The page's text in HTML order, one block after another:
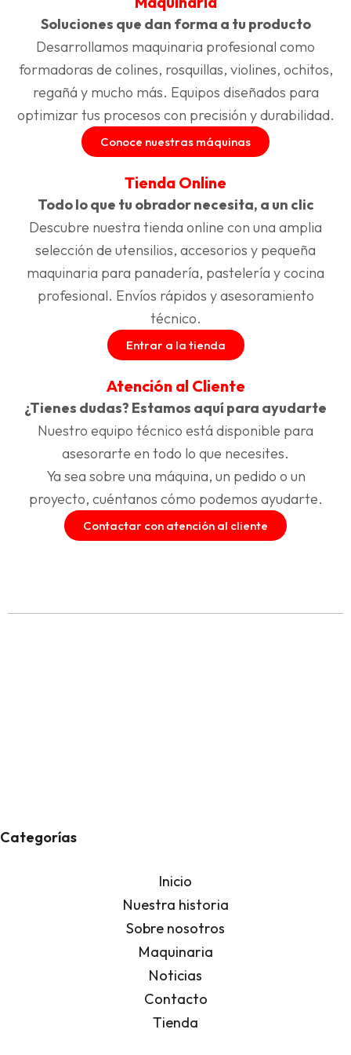
Soluciones que dan forma a tu producto
Desarrollamos maquinaria profesional como
formadoras de colines, rosquillas, violines, ochitos,
regañá y mucho más. Equipos diseñados para
optimizar tus procesos con precisión y durabilidad.
Conoce nuestras máquinas
Tienda Online
Todo lo que tu obrador necesita, a un clic
Descubre nuestra tienda online con una amplia
selección de utensilios, accesorios y pequeña
maquinaria para panadería, pastelería y cocina
profesional. Envíos rápidos y asesoramiento
técnico.
Entrar a la tienda
Atención al Cliente
¿Tienes dudas? Estamos aquí para ayudarte
Nuestro equipo técnico está disponible para
asesorarte en todo lo que necesites.
Ya sea sobre una máquina, un pedido o un
proyecto, cuéntanos cómo podemos ayudarte.
Contactar con atención al cliente
Categorías
Inicio
Nuestra historia
Sobre nosotros
Maquinaria
Noticias
Contacto
Tienda